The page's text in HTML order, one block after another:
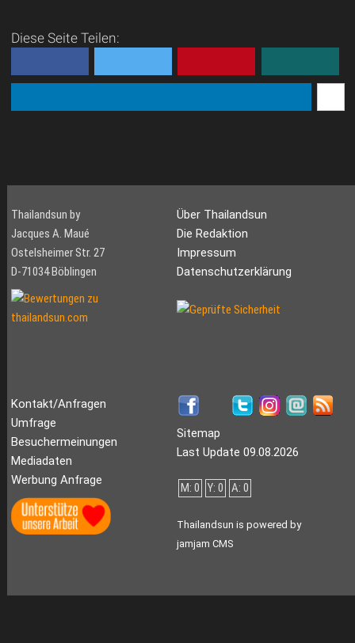
Diese Seite Teilen:
Thailandsun by
Jacques A. Maué
Ostelsheimer Str. 27
D-71034 Böblingen
Über Thailandsun
Die Redaktion
Impressum
Datenschutzerklärung
Kontakt/Anfragen
Umfrage
Besuchermeinungen
Mediadaten
Werbung Anfrage
Sitemap
Last Update 09.08.2026
M: 0 Y: 0 A: 0
Thailandsun is powered by
jamjam CMS